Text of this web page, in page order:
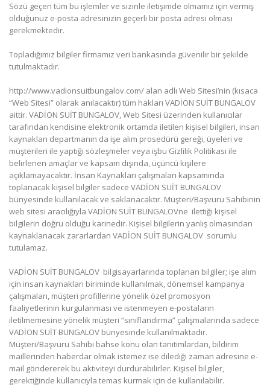
Sözü geçen tüm bu işlemler ve sizinle iletişimde olmamız için vermiş
olduğunuz e-posta adresinizin geçerli bir posta adresi olması
gerekmektedir.
Topladığımız bilgiler firmamız veri bankasında güvenilir bir şekilde
tutulmaktadır.
http://www.vadionsuitbungalov.com/ alan adlı Web Sitesi’nin (kısaca
“Web Sitesi” olarak anılacaktır) tüm hakları VADİON SUİT BUNGALOV
aittir. VADİON SUİT BUNGALOV, Web Sitesi üzerinden kullanıcılar
tarafından kendisine elektronik ortamda iletilen kişisel bilgileri, insan
kaynakları departmanın da işe alım prosedürü gereği, üyeleri ve
müşterileri ile yaptığı sözleşmeler veya işbu Gizlilik Politikası ile
belirlenen amaçlar ve kapsam dışında, üçüncü kişilere
açıklamayacaktır. İnsan Kaynakları çalışmaları kapsamında
toplanacak kişisel bilgiler sadece VADİON SUİT BUNGALOV
bünyesinde kullanılacak ve saklanacaktır. Müşteri/Başvuru Sahibinin
web sitesi aracılığıyla VADİON SUİT BUNGALOVne ilettiği kişisel
bilgilerin doğru olduğu karinedir. Kişisel bilgilerin yanlış olmasından
kaynaklanacak zararlardan VADİON SUİT BUNGALOV sorumlu
tutulamaz.
VADİON SUİT BUNGALOV bilgisayarlarında toplanan bilgiler; işe alım
için insan kaynakları biriminde kullanılmak, dönemsel kampanya
çalışmaları, müşteri profillerine yönelik özel promosyon
faaliyetlerinin kurgulanması ve istenmeyen e-postaların
iletilmemesine yönelik müşteri “sınıflandırma” çalışmalarında sadece
VADİON SUİT BUNGALOV bünyesinde kullanılmaktadır.
Müşteri/Başvuru Sahibi bahse konu olan tanıtımlardan, bildirim
maillerinden haberdar olmak istemez ise dilediği zaman adresine e-
mail göndererek bu aktiviteyi durdurabilirler. Kişisel bilgiler,
gerektiğinde kullanıcıyla temas kurmak için de kullanılabilir.